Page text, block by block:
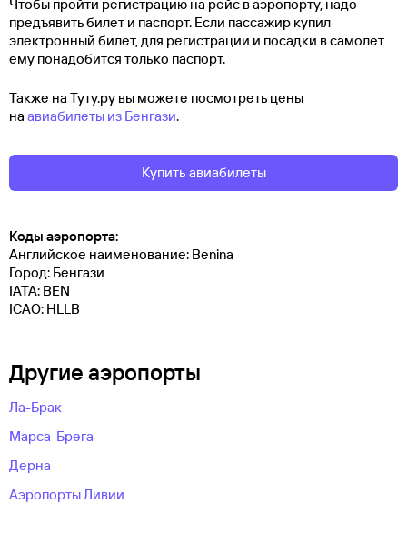
Чтобы пройти регистрацию на рейс в аэропорту, надо
предъявить билет и паспорт. Если пассажир купил
электронный билет, для регистрации и посадки в самолет
ему понадобится только паспорт.
Также на Туту.ру вы можете посмотреть цены
на авиабилеты из Бенгази.
Купить авиабилеты
Коды аэропорта:
Английское наименование: Benina
Город: Бенгази
IATA: BEN
ICAO: HLLB
Другие аэропорты
Ла-Брак
Марса-Брега
Дерна
Аэропорты Ливии